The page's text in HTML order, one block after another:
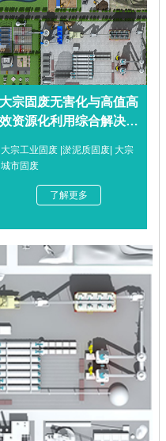
大宗固废无害化与高值高
效资源化利用综合解决方
大宗工业固废 |淤泥质固废| 大宗
城市固废
了解更多